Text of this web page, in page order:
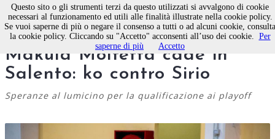
Calcio a 5 femminile la
Makula Molfetta cade in
Salento: ko contro Sirio
Speranze al lumicino per la qualificazione ai playoff
Questo sito o gli strumenti terzi da questo utilizzati si avvalgono di cookie
necessari al funzionamento ed utili alle finalità illustrate nella cookie policy.
Se vuoi saperne di più o negare il consenso a tutti o ad alcuni cookie, consulta
la cookie policy. Cliccando su "Accetto" acconsenti all’uso dei cookie. Per
saperne di più
Accetto